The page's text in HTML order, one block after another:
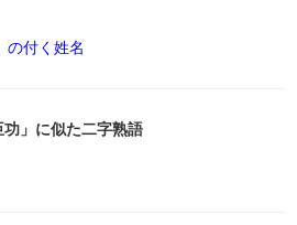
の付く姓名
功」に似た二字熟語